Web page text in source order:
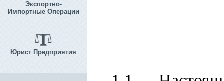
Экспортно-
Импортные Операции
Юрист Предприятия